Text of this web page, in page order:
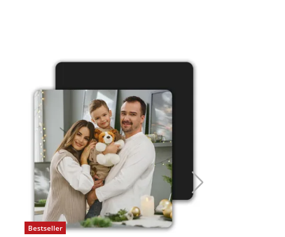
Bestseller